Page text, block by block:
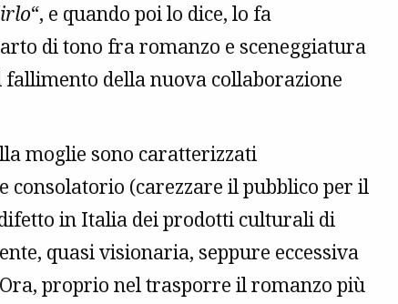
“, e quando poi lo dice, lo fa
di tono fra romanzo e sceneggiatura
della nuova collaborazione
moglie sono caratterizzati
consolatorio (carezzare il pubblico per il
in Italia dei prodotti culturali di
quasi visionaria, seppure eccessiva
proprio nel trasporre il romanzo più